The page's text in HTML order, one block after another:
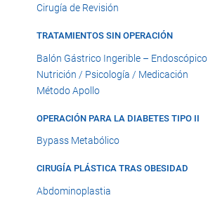
Cirugía de Revisión
TRATAMIENTOS SIN OPERACIÓN
Balón Gástrico Ingerible – Endoscópico
Nutrición / Psicología / Medicación
Método Apollo
OPERACIÓN PARA LA DIABETES TIPO II
Bypass Metabólico
CIRUGÍA PLÁSTICA TRAS OBESIDAD
Abdominoplastia